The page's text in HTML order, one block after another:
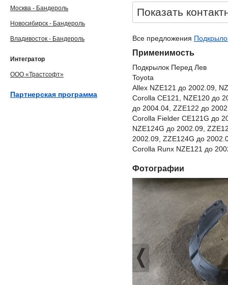
Показать
Все предложения
Применимость
Подкрылок Перед Лев
Toyota
Allex NZE121 до 2002.09,
Corolla CE121, NZE120 до
до 2004.04, ZZE122 до
Corolla Fielder CE121G до
NZE124G до 2002.09,
2002.09, ZZE124G до
Corolla Runx NZE121 до
Фотографии
Москва - Бандероль
Новосибирск - Бандероль
Владивосток - Бандероль
Интегратор
ООО «Трастсофт»
Партнерская программа